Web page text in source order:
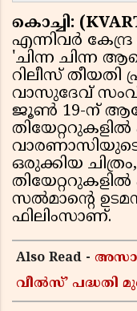
കൊച്ചി:
എന്നിവർ
'ചിന്ന ചിന്ന
റിലീസ് തീയതി
വാസുദേവ്
ജൂൺ 19-ന്
ഒരുക്കിയ
സൽമാൻ്റെ
ഫിലിംസാണ്.
Also Read -
വീൽസ്’ പദ്ധതി